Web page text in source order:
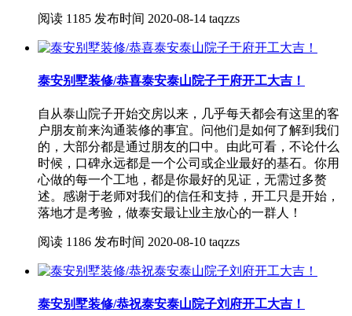
阅读 1185 发布时间 2020-08-14 taqzzs
泰安别墅装修/恭喜泰安泰山院子于府开工大吉！
自从泰山院子开始交房以来，几乎每天都会有这里的客
户朋友前来沟通装修的事宜。问他们是如何了解到我们
的，大部分都是通过朋友的口中。由此可看，不论什么
时候，口碑永远都是一个公司或企业最好的基石。你用
心做的每一个工地，都是你最好的见证，无需过多赘
述。感谢于老师对我们的信任和支持，开工只是开始，
落地才是考验，做泰安最让业主放心的一群人！
阅读 1186 发布时间 2020-08-10 taqzzs
泰安别墅装修/恭祝泰安泰山院子刘府开工大吉！